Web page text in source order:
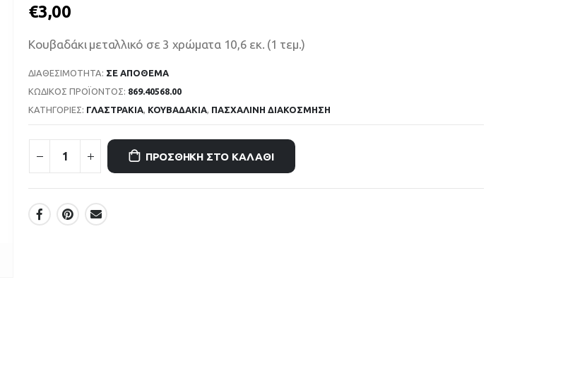
€3,00
Κουβαδάκι μεταλλικό σε 3 χρώματα 10,6 εκ. (1 τεμ.)
ΔΙΑΘΕΣΙΜΌΤΗΤΑ: ΣΕ ΑΠΌΘΕΜΑ
ΚΩΔΙΚΌΣ ΠΡΟΪΌΝΤΟΣ: 869.40568.00
ΚΑΤΗΓΟΡΊΕΣ: ΓΛΑΣΤΡΑΚΙΑ, ΚΟΥΒΑΔΑΚΙΑ, ΠΑΣΧΑΛΙΝΗ ΔΙΑΚΟΣΜΗΣΗ
ΠΡΟΣΘΉΚΗ ΣΤΟ ΚΑΛΆΘΙ